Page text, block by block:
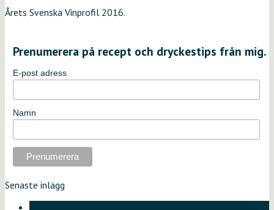
Årets Svenska Vinprofil 2016.
Prenumerera på recept och dryckestips från mig.
E-post adress
Namn
Senaste inlägg